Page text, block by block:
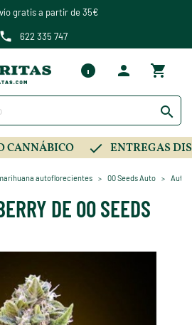
gratis a partir de 35€
622 335 747
CANNÁBICO ENTREGAS
autoflorecientes 00 Seeds Auto Auto
DE 00 SEEDS